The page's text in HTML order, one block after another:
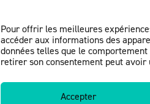
Pour offrir les meilleures
accéder aux informations des
données telles que le
retirer son consentement peut
Accepter